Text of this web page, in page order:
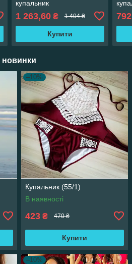
купальник
1 263,60₴ 1 404 ₴
Купити
792
новинки
–10%
Купальник (55/1)
В наявності
423 ₴ 470 ₴
Купити
–10%